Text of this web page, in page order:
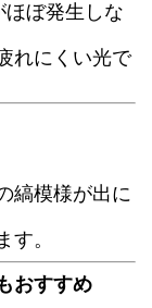
ほぼ発生しな
れにくい光で
縞模様が出に
す。
おすすめ